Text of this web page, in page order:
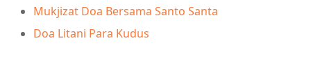
Mukjizat Doa Bersama Santo Santa
Doa Litani Para Kudus